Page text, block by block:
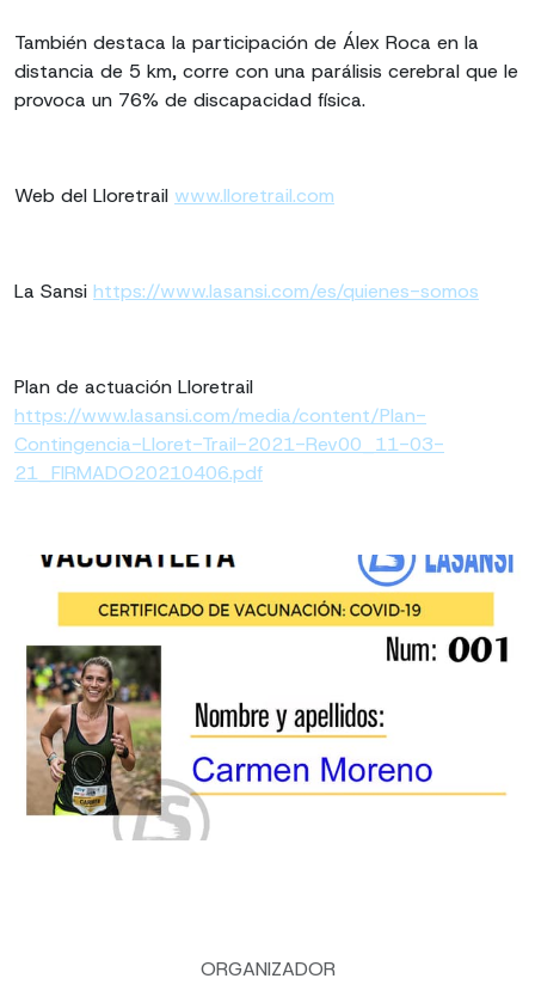
También destaca la participación de Álex Roca en la
distancia de 5 km, corre con una parálisis cerebral que le
provoca un 76% de discapacidad física.
Web del Lloretrail www.lloretrail.com
La Sansi https://www.lasansi.com/es/quienes-somos
Plan de actuación Lloretrail
https://www.lasansi.com/media/content/Plan-
Contingencia-Lloret-Trail-2021-Rev00_11-03-
21_FIRMADO20210406.pdf
ORGANIZADOR